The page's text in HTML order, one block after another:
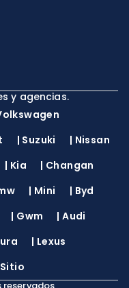
y agencias.
| Suzuki | Nissan
| Kia | Changan
| Mini | Byd
| Gwm |Audi
| Lexus